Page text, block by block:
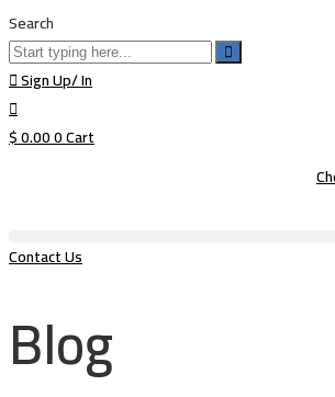
Search
Sign Up/ In
$0.000Cart
Contact Us
Blog